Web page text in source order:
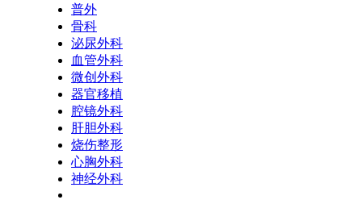
普外
骨科
泌尿外科
血管外科
微创外科
器官移植
腔镜外科
肝胆外科
烧伤整形
心胸外科
神经外科